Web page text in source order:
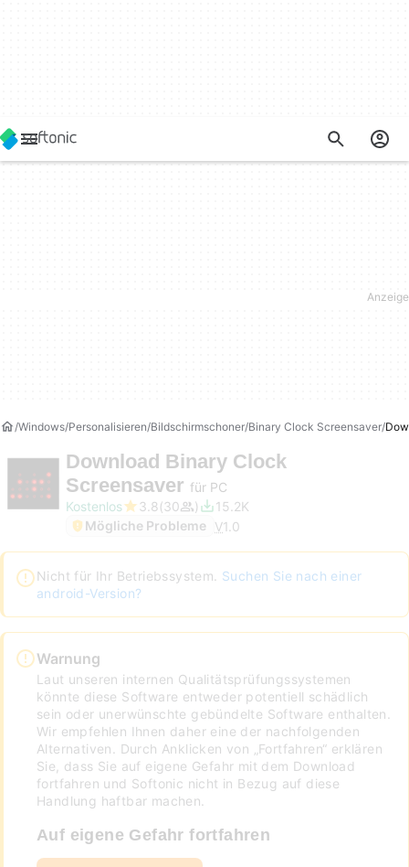
Windows Personalisieren Bildschirmschoner Binary Clock Screensaver
Download Binary Clock
Screensaver für PC
Kostenlos
3.8 30
15.2K
Mögliche Probleme
V1.0
Nicht für Ihr Betriebssystem. Suchen Sie nach einer
android-Version?
Warnung
Laut unseren internen Qualitätsprüfungssystemen
könnte diese Software entweder potentiell schädlich
sein oder unerwünschte gebündelte Software enthalten.
Wir empfehlen Ihnen daher eine der nachfolgenden
Alternativen. Durch Anklicken von „Fortfahren“ erklären
Sie, dass Sie auf eigene Gefahr mit dem Download
fortfahren und Softonic nicht in Bezug auf diese
Handlung haftbar machen.
Auf eigene Gefahr fortfahren